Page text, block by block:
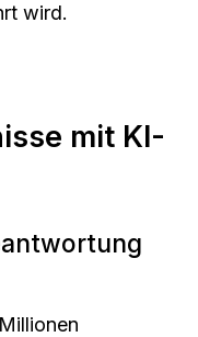
wird.
mit KI-